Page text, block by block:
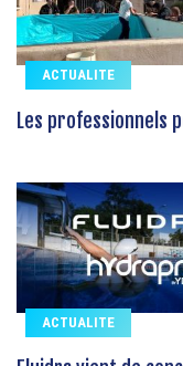
ACTUALITE
Les professionnels
ACTUALITE